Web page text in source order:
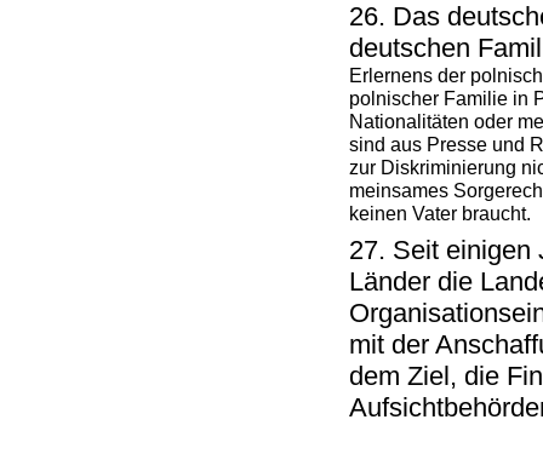
26. Das
deutschen
Erlernens der
polnischer Familie in
Nationalitäten oder
sind aus Presse und
zur Diskriminierung
meinsames
keinen Vater braucht.
27. Seit einigen
Länder die
mit der
dem Ziel, die